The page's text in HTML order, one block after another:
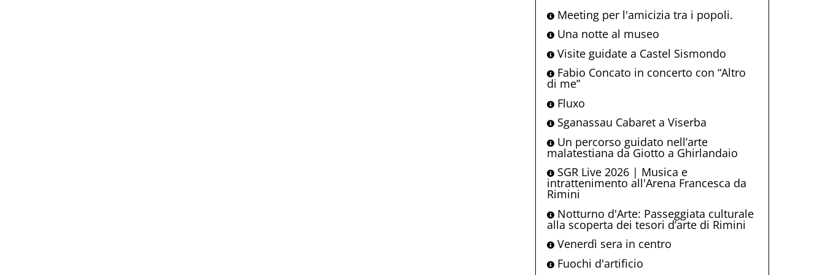
Meeting per l'amicizia tra i popoli.
Una notte al museo
Visite guidate a Castel Sismondo
Fabio Concato in concerto con “Altro
di me”
Fluxo
Sganassau Cabaret a Viserba
Un percorso guidato nell’arte
malatestiana da Giotto a Ghirlandaio
SGR Live 2026 | Musica e
intrattenimento all'Arena Francesca da
Rimini
Notturno d'Arte: Passeggiata culturale
alla scoperta dei tesori d’arte di Rimini
Venerdì sera in centro
Fuochi d'artificio